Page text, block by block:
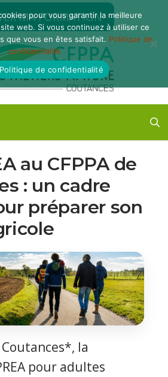
MA FORMATION
au CFPPA de
: un cadre
préparer son
Coutances*, la
pour adultes
pour vous garantir la meilleure
web. Si vous continuez à utiliser ce
que vous en êtes satisfait. Politique de
confidentialité
Politique de confidentialité